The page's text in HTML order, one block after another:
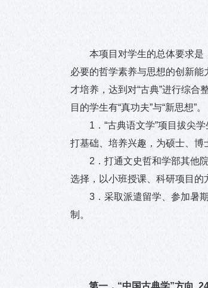
本项目对学生的总体要求是
必要的哲学素养与思想的创新能
才培养，达到对“古典”进行综
目的学生有“真功夫”与“新思想”。
1 ．“古典语文学”项目拔尖
打基础、培养兴趣，为硕士、博
2 ．打通文史哲和学部其他
选择，以小班授课、科研项目的
3 ．采取派遣留学、参加暑
制。
第一，“中国古典学”方向